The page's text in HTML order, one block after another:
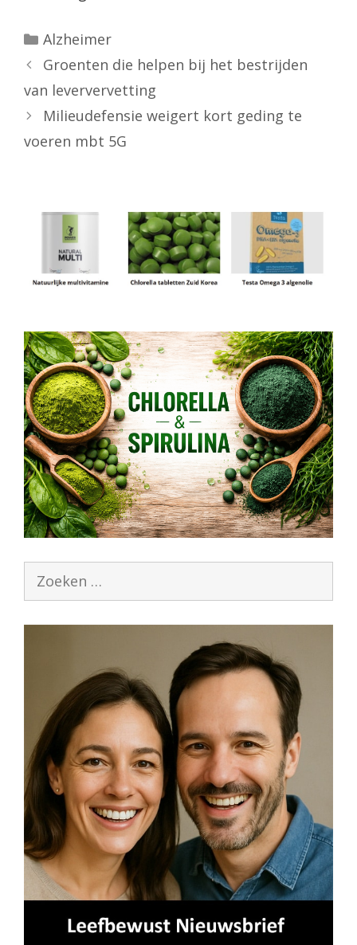
Categorieën
Alzheimer
Groenten die helpen bij het bestrijden
van leververvetting
Milieudefensie weigert kort geding te
voeren mbt 5G
Zoek